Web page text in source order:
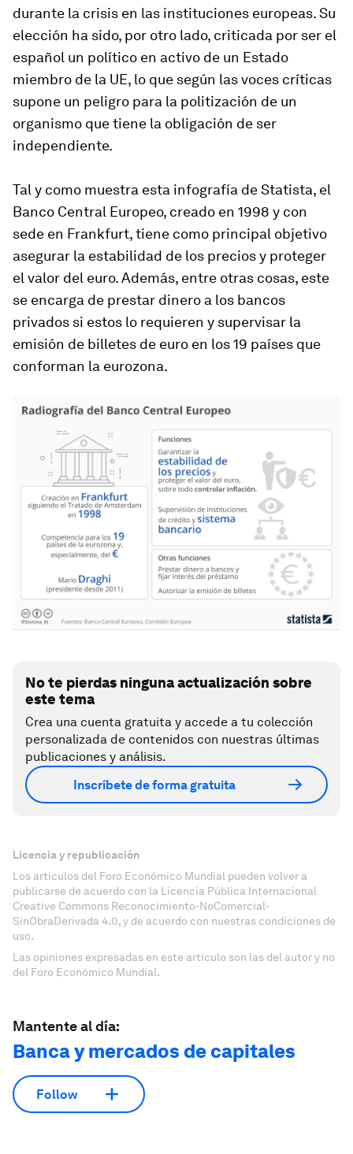
durante la crisis en las instituciones europeas. Su
elección ha sido, por otro lado, criticada por ser el
español un político en activo de un Estado
miembro de la UE, lo que según las voces críticas
supone un peligro para la politización de un
organismo que tiene la obligación de ser
independiente.
Tal y como muestra esta infografía de Statista, el
Banco Central Europeo, creado en 1998 y con
sede en Frankfurt, tiene como principal objetivo
asegurar la estabilidad de los precios y proteger
el valor del euro. Además, entre otras cosas, este
se encarga de prestar dinero a los bancos
privados si estos lo requieren y supervisar la
emisión de billetes de euro en los 19 países que
conforman la eurozona.
No te pierdas ninguna actualización sobre
este tema
Crea una cuenta gratuita y accede a tu colección
personalizada de contenidos con nuestras últimas
publicaciones y análisis.
Inscríbete de forma gratuita
Licencia y republicación
Los artículos del Foro Económico Mundial pueden volver a
publicarse de acuerdo con la Licencia Pública Internacional
Creative Commons Reconocimiento-NoComercial-
SinObraDerivada 4.0, y de acuerdo con nuestras condiciones de
uso.
Las opiniones expresadas en este artículo son las del autor y no
del Foro Económico Mundial.
Mantente al día:
Banca y mercados de capitales
Follow